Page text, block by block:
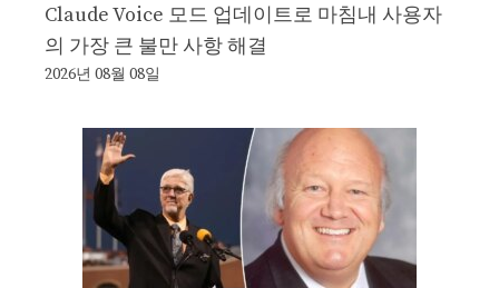
Claude Voice 모드 업데이트로 마침내 사용자
의 가장 큰 불만 사항 해결
2026년 08월 08일